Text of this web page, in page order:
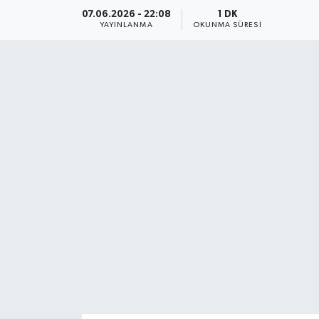
07.06.2026 - 22:08
YAYINLANMA
1 DK
OKUNMA SÜRESI